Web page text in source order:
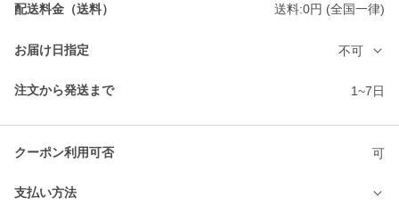
配送料金（送料） 送料:0円 (全国一律)
お届け日指定 不可
注文から発送まで 1~7日
クーポン利用可否 可
支払い方法